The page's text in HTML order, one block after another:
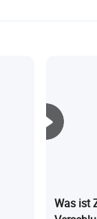
Aufrichtig dient
neue und
zu
Was ist